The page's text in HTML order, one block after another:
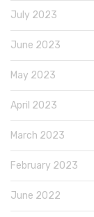
July 2023
June 2023
May 2023
April 2023
March 2023
February 2023
June 2022